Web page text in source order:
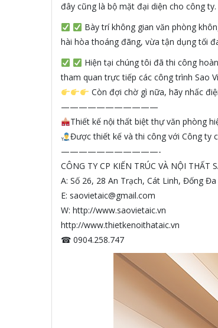
đây cũng là bộ mặt đại diện cho công ty.
Bày trí không gian văn phòng
hài hòa thoáng đãng, vừa tận dụng tối
Hiện tại chúng tôi đã thi công
tham quan trực tiếp các công trình Sao
Còn đợi chờ gì nữa, hãy nhấc
———————————
Thiết kế nội thất biệt thự văn phòng
Được thiết kế và thi công với Công ty
———————————-
CÔNG TY CP KIẾN TRÚC VÀ NỘI THẤT
A: Số 26, 28 An Trạch, Cát Linh, Đống Đa
E: saovietaic@gmail.com
W: http://www.saovietaic.vn
http://www.thietkenoithataic.vn
☎ 0904.258.747